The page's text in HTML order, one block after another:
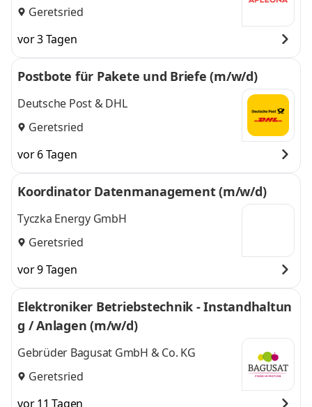
Geretsried
vor 3 Tagen
Postbote für Pakete und Briefe (m/w/d)
Deutsche Post & DHL
Geretsried
vor 6 Tagen
Koordinator Datenmanagement (m/w/d)
Tyczka Energy GmbH
Geretsried
vor 9 Tagen
Elektroniker Betriebstechnik - Instandhaltun
g / Anlagen (m/w/d)
Gebrüder Bagusat GmbH & Co. KG
Geretsried
vor 11 Tagen